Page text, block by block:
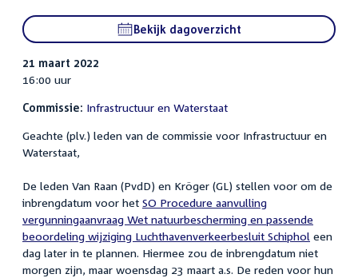
Bekijk dagoverzicht
21 maart 2022
16:00 uur
Commissie: Infrastructuur en Waterstaat
Geachte (plv.) leden van de commissie voor Infrastructuur en
Waterstaat,
De leden Van Raan (PvdD) en Kröger (GL) stellen voor om de
inbrengdatum voor het SO Procedure aanvulling
vergunningaanvraag Wet natuurbescherming en passende
beoordeling wijziging Luchthavenverkeerbesluit Schiphol een
dag later in te plannen. Hiermee zou de inbrengdatum niet
morgen zijn, maar woensdag 23 maart a.s. De reden voor hun